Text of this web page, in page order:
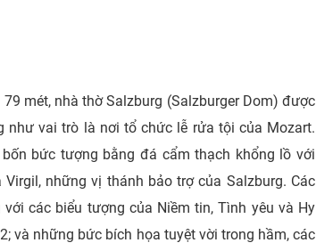
mét, nhà thờ Salzburg (Salzburger Dom) được
như vai trò là nơi tổ chức lễ rửa tội của Mozart.
bức tượng bằng đá cẩm thạch khổng lồ với
những vị thánh bảo trợ của Salzburg. Các
các biểu tượng của Niềm tin, Tình yêu và Hy
và những bức bích họa tuyệt vời trong hầm, các